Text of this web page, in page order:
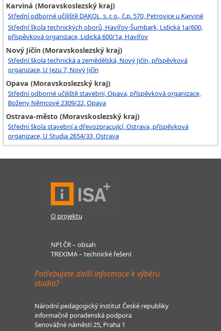
Karviná (Moravskoslezský kraj)
Střední odborné učiliště DAKOL, s. r. o., č.p. 570, Petrovice u Karviné
Střední škola technických oborů, Havířov-Šumbark, Lidická 1a/600,
příspěvková organizace, Lidická 600/1a, Havířov
Nový Jičín (Moravskoslezský kraj)
Střední škola technická a zemědělská, Nový Jičín, příspěvková
organizace, U Jezu 7, Nový Jičín
Opava (Moravskoslezský kraj)
Střední odborné učiliště stavební, Opava, příspěvková organizace,
Boženy Němcové 2309/22, Opava
Ostrava-město (Moravskoslezský kraj)
Střední škola stavební a dřevozpracující, Ostrava, příspěvková
organizace, U Studia 2654/33, Ostrava
O projektu
NPI ČR – obsah
TREXIMA – technické řešení
Potřebujete další informace k výběru
studia?
Národní pedagogický institut České republiky
informačně poradenská podpora
Senovážné náměstí 25, Praha 1